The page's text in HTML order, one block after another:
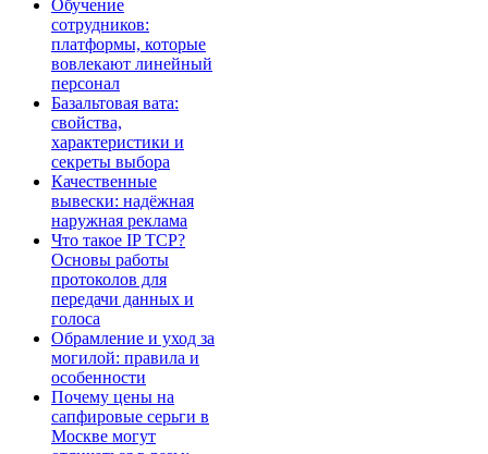
Обучение
сотрудников:
платформы, которые
вовлекают линейный
персонал
Базальтовая вата:
свойства,
характеристики и
секреты выбора
Качественные
вывески: надёжная
наружная реклама
Что такое IP TCP?
Основы работы
протоколов для
передачи данных и
голоса
Обрамление и уход за
могилой: правила и
особенности
Почему цены на
сапфировые серьги в
Москве могут